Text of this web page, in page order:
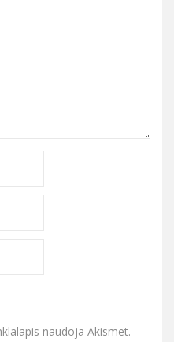
naudoja Akismet.